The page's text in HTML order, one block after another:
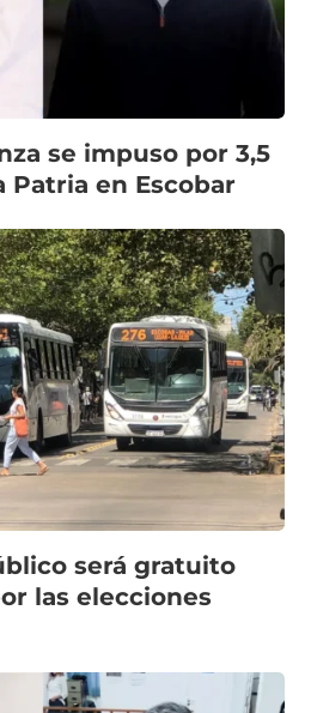
se impuso por 3,5
Patria en Escobar
será gratuito
las elecciones